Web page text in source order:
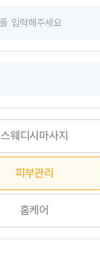
스웨디시마사지
피부관리
홈케어